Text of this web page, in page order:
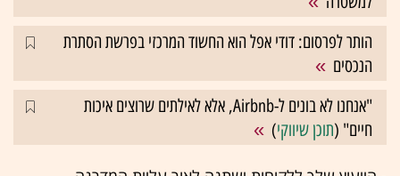
הותר לפרסום: דודי אפל הוא החשוד המרכזי בפרשת הסתרת
הנכסים
"אנחנו לא בונים ל-Airbnb, אלא לאילתים שרוצים איכות
חיים" (תוכן שיווקי)